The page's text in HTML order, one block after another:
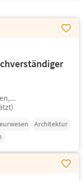
Architektur